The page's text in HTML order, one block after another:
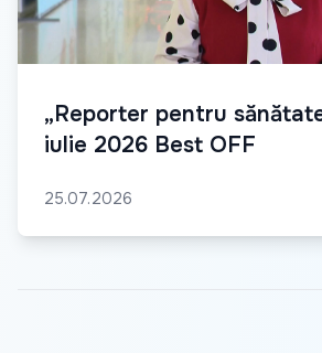
„Reporter pentru
iulie 2026 Best OFF
25.07.2026